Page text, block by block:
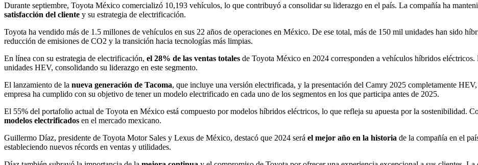
Durante septiembre, Toyota México comercializó 10,193 vehículos, lo que contribuyó a consolidar su liderazgo en el país. La compañía ha
satisfacción del cliente y su estrategia de electrificación.
Toyota ha vendido más de 1.5 millones de vehículos en sus 22 años de operaciones en México. De ese total, más de 150 mil unidades han sido
reducción de emisiones de CO2 y la transición hacia tecnologías más limpias.
En línea con su estrategia de electrificación, el 28% de las ventas totales de Toyota México en 2024 corresponden a vehículos híbridos
unidades HEV, consolidando su liderazgo en este segmento.
El lanzamiento de la nueva generación de Tacoma, que incluye una versión electrificada, y la presentación del Camry 2025 completamente
empresa ha cumplido con su objetivo de tener un modelo electrificado en cada uno de los segmentos en los que participa antes de 2025.
El 55% del portafolio actual de Toyota en México está compuesto por modelos híbridos eléctricos, lo que refleja su apuesta por la sostenibilidad.
modelos electrificados en el mercado mexicano.
Guillermo Díaz, presidente de Toyota Motor Sales y Lexus de México, destacó que 2024 será el mejor año en la historia de la compañía en el
estableciendo nuevos récords en ventas y utilidades.